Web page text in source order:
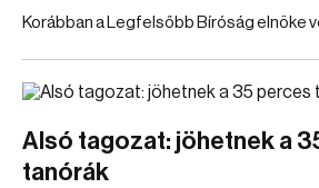
Korábban a Legfelsőbb Bíróság elnöke
Alsó tagozat: jöhetnek a
tanórák